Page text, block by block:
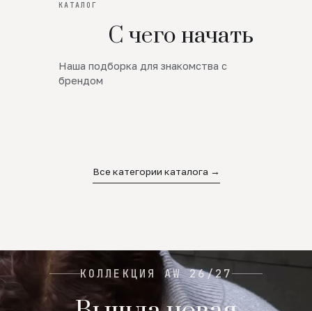
КАТАЛОГ
С чего начать
Наша подборка для знакомства с
брендом
Новинки
SALE
Все категории каталога →
КОЛЛЕКЦИЯ AW 26/27